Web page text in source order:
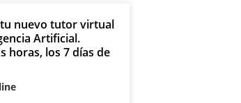
tu nuevo tutor virtual
Artificial.
horas, los 7 días de